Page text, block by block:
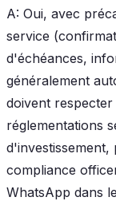
A: Oui, avec
service
d'échéances,
généralement
doivent respecter
réglementations
compliance
WhatsApp dans